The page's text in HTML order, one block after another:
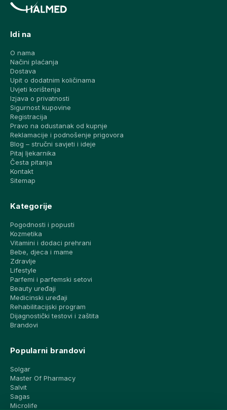
Idi na
O nama
Načini plaćanja
Dostava
Upit o dodatnim količinama
Uvjeti korištenja
Izjava o privatnosti
Sigurnost kupovine
Registracija
Pravo na odustanak od kupnje
Reklamacije i podnošenje prigovora
Blog – stručni savjeti i ideje
Pitaj ljekarnika
Česta pitanja
Kontakt
Sitemap
Kategorije
Pogodnosti i popusti
Kozmetika
Vitamini i dodaci prehrani
Bebe, djeca i mame
Zdravlje
Lifestyle
Parfemi i parfemski setovi
Beauty uređaji
Medicinski uređaji
Rehabilitacijski program
Dijagnostički testovi i zaštita
Brandovi
Popularni brandovi
Solgar
Master Of Pharmacy
Salvit
Sagas
Microlife